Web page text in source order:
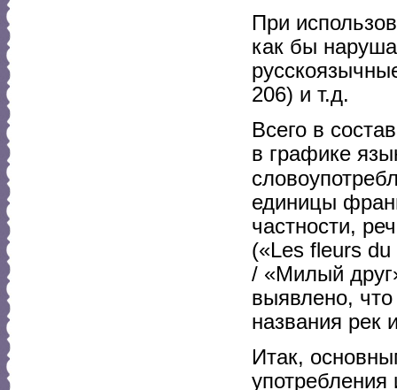
При
как бы
206) и т.д.
Всего в
в графике
единицы
частности,
(«Les fleurs
/ «Милый
выявлено,
названия рек
Итак,